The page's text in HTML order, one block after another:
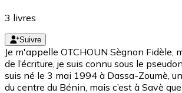
3 livres
Suivre
Je m'appelle OTCHOUN Sègnon Fidèle,
de l’écriture, je suis connu sous le
suis né le 3 mai 1994 à Dassa-Zoumè,
du centre du Bénin, mais c’est à Savè